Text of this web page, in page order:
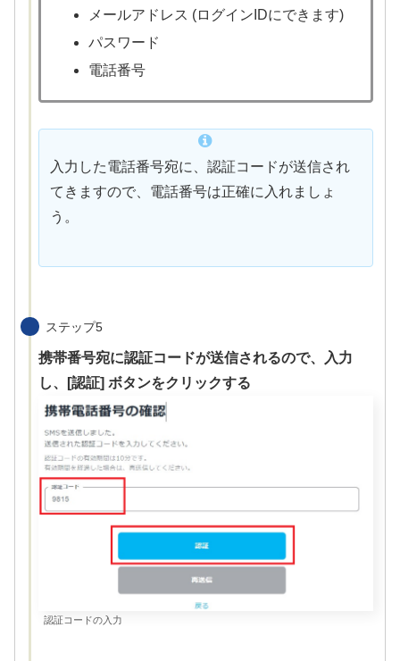
メールアドレス (ログインIDにできます)
パスワード
電話番号
入力した電話番号宛に、認証コードが送信され
てきますので、電話番号は正確に入れましょ
う。
ステップ5
携帯番号宛に認証コードが送信されるので、入力
し、[認証] ボタンをクリックする
認証コードの入力